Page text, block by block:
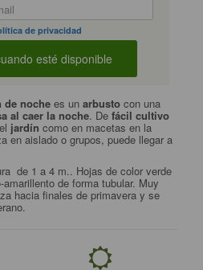
de privacidad
de noche es unarbusto con una
al caer la noche. De fácil cultivo
jardín como en macetas en la
en aislado o grupos, puede llegar a
de 1 a 4 m.. Hojas de color verde
de forma tubular. Muy
hacia finales de primavera y se